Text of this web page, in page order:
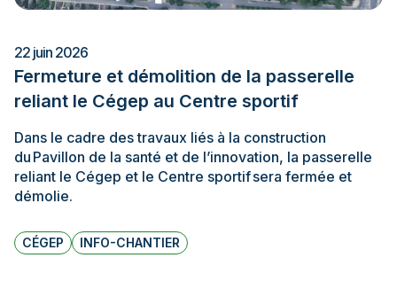
22 juin 2026
Fermeture et démolition de la passerelle
reliant le Cégep au Centre sportif
Dans le cadre des travaux liés à la construction
du Pavillon de la santé et de l’innovation, la passerelle
reliant le Cégep et le Centre sportif sera fermée et
démolie.
CÉGEP INFO-CHANTIER